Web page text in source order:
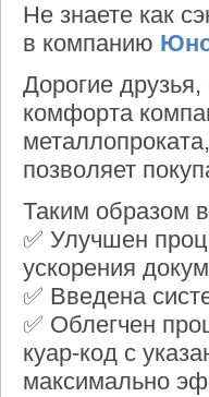
Не знаете как
в компанию
Дорогие
комфорта
позволяет
Таким образом
✅ Улучшен
ускорения
✅ Введена
✅ Облегчен
куар-код с
максимально